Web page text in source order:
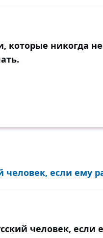
которые никогда
человек, если ему
человек, если